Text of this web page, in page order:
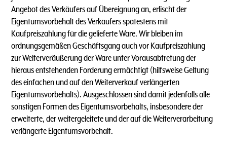
Angebot des Verkäufers auf Übereignung an, erlischt der
Eigentumsvorbehalt des Verkäufers spätestens mit
Kaufpreiszahlung für die gelieferte Ware. Wir bleiben im
ordnungsgemäßen Geschäftsgang auch vor Kaufpreiszahlung
zur Weiterveräußerung der Ware unter Vorausabtretung der
hieraus entstehenden Forderung ermächtigt (hilfsweise Geltung
des einfachen und auf den Weiterverkauf verlängerten
Eigentumsvorbehalts). Ausgeschlossen sind damit jedenfalls alle
sonstigen Formen des Eigentumsvorbehalts, insbesondere der
erweiterte, der weitergeleitete und der auf die Weiterverarbeitung
verlängerte Eigentumsvorbehalt.